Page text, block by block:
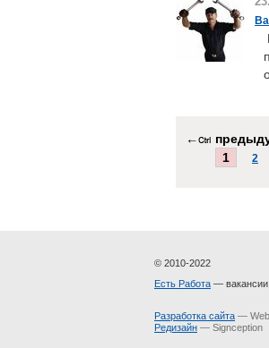
1 2
© 2010-2022
Есть Работа —
Разработка сайта —
Редизайн — Signception